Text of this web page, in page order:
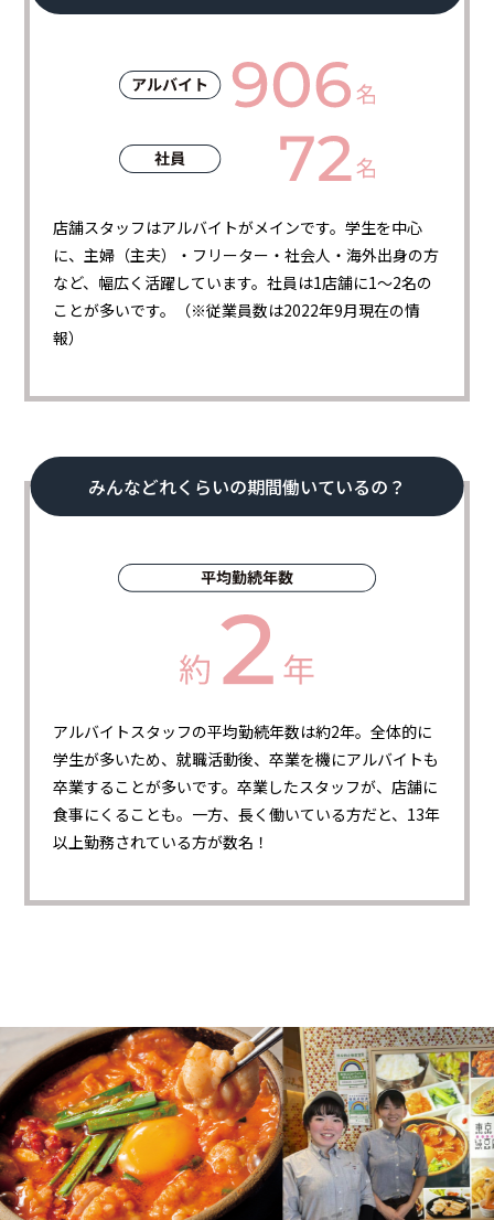
店舗スタッフはアルバイトがメインです。学生を中心
に、主婦（主夫）・フリーター・社会人・海外出身の方
など、幅広く活躍しています。社員は1店舗に1～2名の
ことが多いです。（※従業員数は2022年9月現在の情
報）
みんなどれくらいの期間働いているの？
アルバイトスタッフの平均勤続年数は約2年。全体的に
学生が多いため、就職活動後、卒業を機にアルバイトも
卒業することが多いです。卒業したスタッフが、店舗に
食事にくることも。一方、長く働いている方だと、13年
以上勤務されている方が数名！